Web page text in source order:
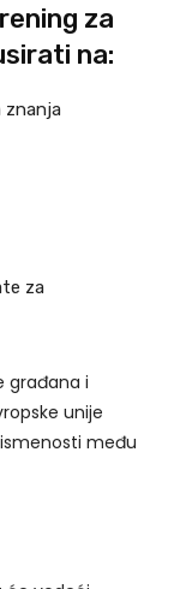
za
na:
znanja
za
građana i
unije
među